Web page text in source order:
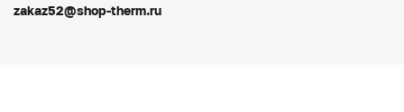
zakaz52@shop-therm.ru